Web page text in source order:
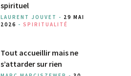
spirituel
LAURENT JOUVET - 29 MAI
2026 - SPIRITUALITÉ
Tout accueillir mais ne
s’attarder sur rien